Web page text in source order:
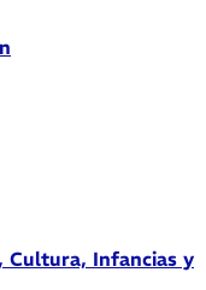
Cultura, Infancias y